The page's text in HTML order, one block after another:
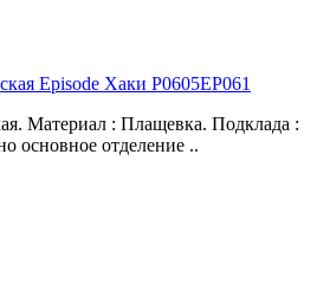
Episode Хаки P0605EP061
Материал : Плащевка. Подклада :
основное отделение ..